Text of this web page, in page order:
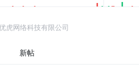
虎网络科技有限公司
新帖